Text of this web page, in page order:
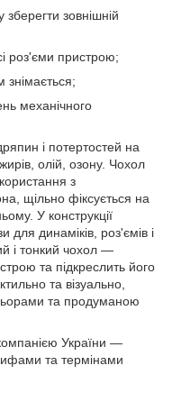
зовнішній
роз'єми пристрою;
знімається;
механічного
і потертостей на
олій, озону. Чохол
з
щільно фіксується на
У конструкції
для динаміків, роз'ємів і
і тонкий чохол —
та підкреслить його
та візуально,
та продуманою
України —
та термінами